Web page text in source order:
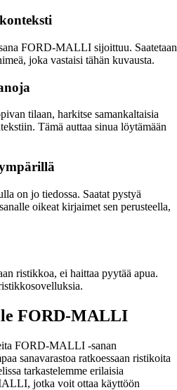
FORD-MALLI sijoittuu. Saatetaan
joka vastaisi tähän kuvausta.
tilaan, harkitse samankaltaisia
Tämä auttaa sinua löytämään
on jo tiedossa. Saatat pystyä
oikeat kirjaimet sen perusteella,
ristikkoa, ei haittaa pyytää apua.
FORD-MALLI
FORD-MALLI -sanan
sanavarastoa ratkoessaan ristikoita
tarkastelemme erilaisia
jotka voit ottaa käyttöön